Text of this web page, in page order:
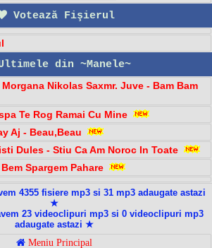
Votează Fişierul
din ~Manele~
Nikolas Saxmr. Juve - Bam Bam️
Te Rog Ramai Cu Mine
Aj - Beau,Beau
Dules - Stiu Ca Am Noroc In Toate
Spargem Pahare
4355 fisiere mp3 si 31 mp3 adaugate astazi
★
23 videoclipuri mp3 si 0 videoclipuri mp3
adaugate astazi ★
Meniu Principal